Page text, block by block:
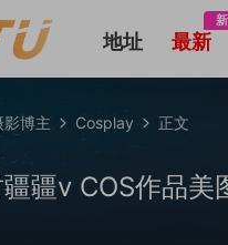
地址 最新
新
影博主 Cosplay 正文
疆v COS作品